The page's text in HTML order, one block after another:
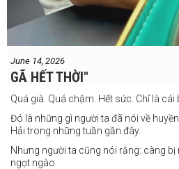
June 14, 2026
GÃ HẾT THỜI"
Quá già. Quá chậm. Hết sức. Chỉ là cái
Đó là những gì người ta đã nói về
Hải trong những tuần gần đây.
Nhưng người ta cũng nói rằng: càng
ngọt ngào.